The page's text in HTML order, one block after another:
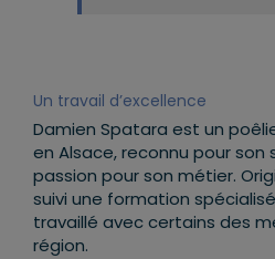
Un travail d’excellence
Damien Spatara est un
en Alsace, reconnu pour
passion pour son métier.
suivi une formation
travaillé avec certains des
région.